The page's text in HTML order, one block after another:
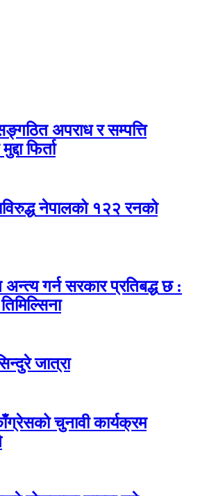
अपराध र सम्पत्ति
फिर्ता
नेपालको १२२ रनको
गर्न सरकार प्रतिबद्ध छ :
जात्रा
चुनावी कार्यक्रम